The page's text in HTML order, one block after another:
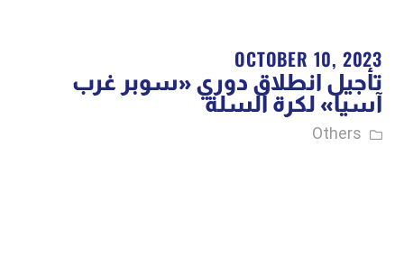
OCTOBER 10, 2023
تأجيل انطلاق دوري «سوبر غرب
آسيا» لكرة السلة
Others